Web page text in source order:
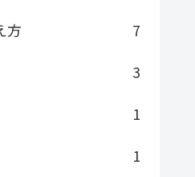
方
7
3
1
1